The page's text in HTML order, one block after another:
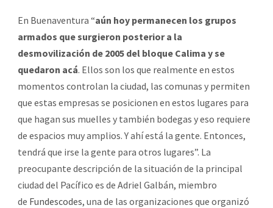
En Buenaventura “aún hoy permanecen los grupos
armados que surgieron posterior a la
desmovilización de 2005 del bloque Calima y se
quedaron acá. Ellos son los que realmente en estos
momentos controlan la ciudad, las comunas y permiten
que estas empresas se posicionen en estos lugares para
que hagan sus muelles y también bodegas y eso requiere
de espacios muy amplios. Y ahí está la gente. Entonces,
tendrá que irse la gente para otros lugares”. La
preocupante descripción de la situación de la principal
ciudad del Pacífico es de Adriel Galbán, miembro
de Fundescodes, una de las organizaciones que organizó